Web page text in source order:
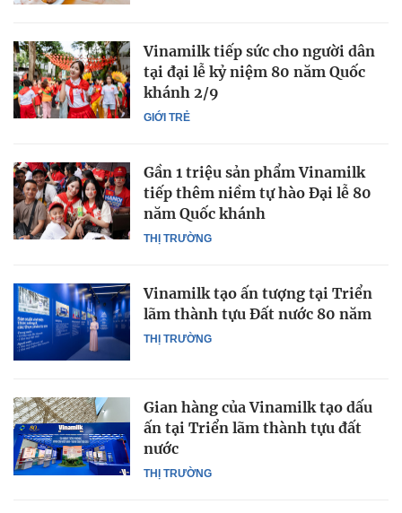
GIỚI TRẺ
Vinamilk tiếp sức cho người dân
tại đại lễ kỷ niệm 80 năm Quốc
khánh 2/9
THỊ TRƯỜNG
Gần 1 triệu sản phẩm Vinamilk
tiếp thêm niềm tự hào Đại lễ 80
năm Quốc khánh
THỊ TRƯỜNG
Vinamilk tạo ấn tượng tại Triển
lãm thành tựu Đất nước 80 năm
THỊ TRƯỜNG
Gian hàng của Vinamilk tạo dấu
ấn tại Triển lãm thành tựu đất
nước